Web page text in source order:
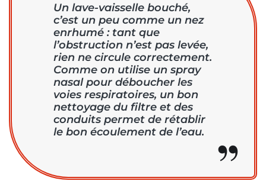
Un lave-vaisselle bouché,
c’est un peu comme un nez
enrhumé : tant que
l’obstruction n’est pas levée,
rien ne circule correctement.
Comme on utilise un spray
nasal pour déboucher les
voies respiratoires, un bon
nettoyage du filtre et des
conduits permet de rétablir
le bon écoulement de l’eau.